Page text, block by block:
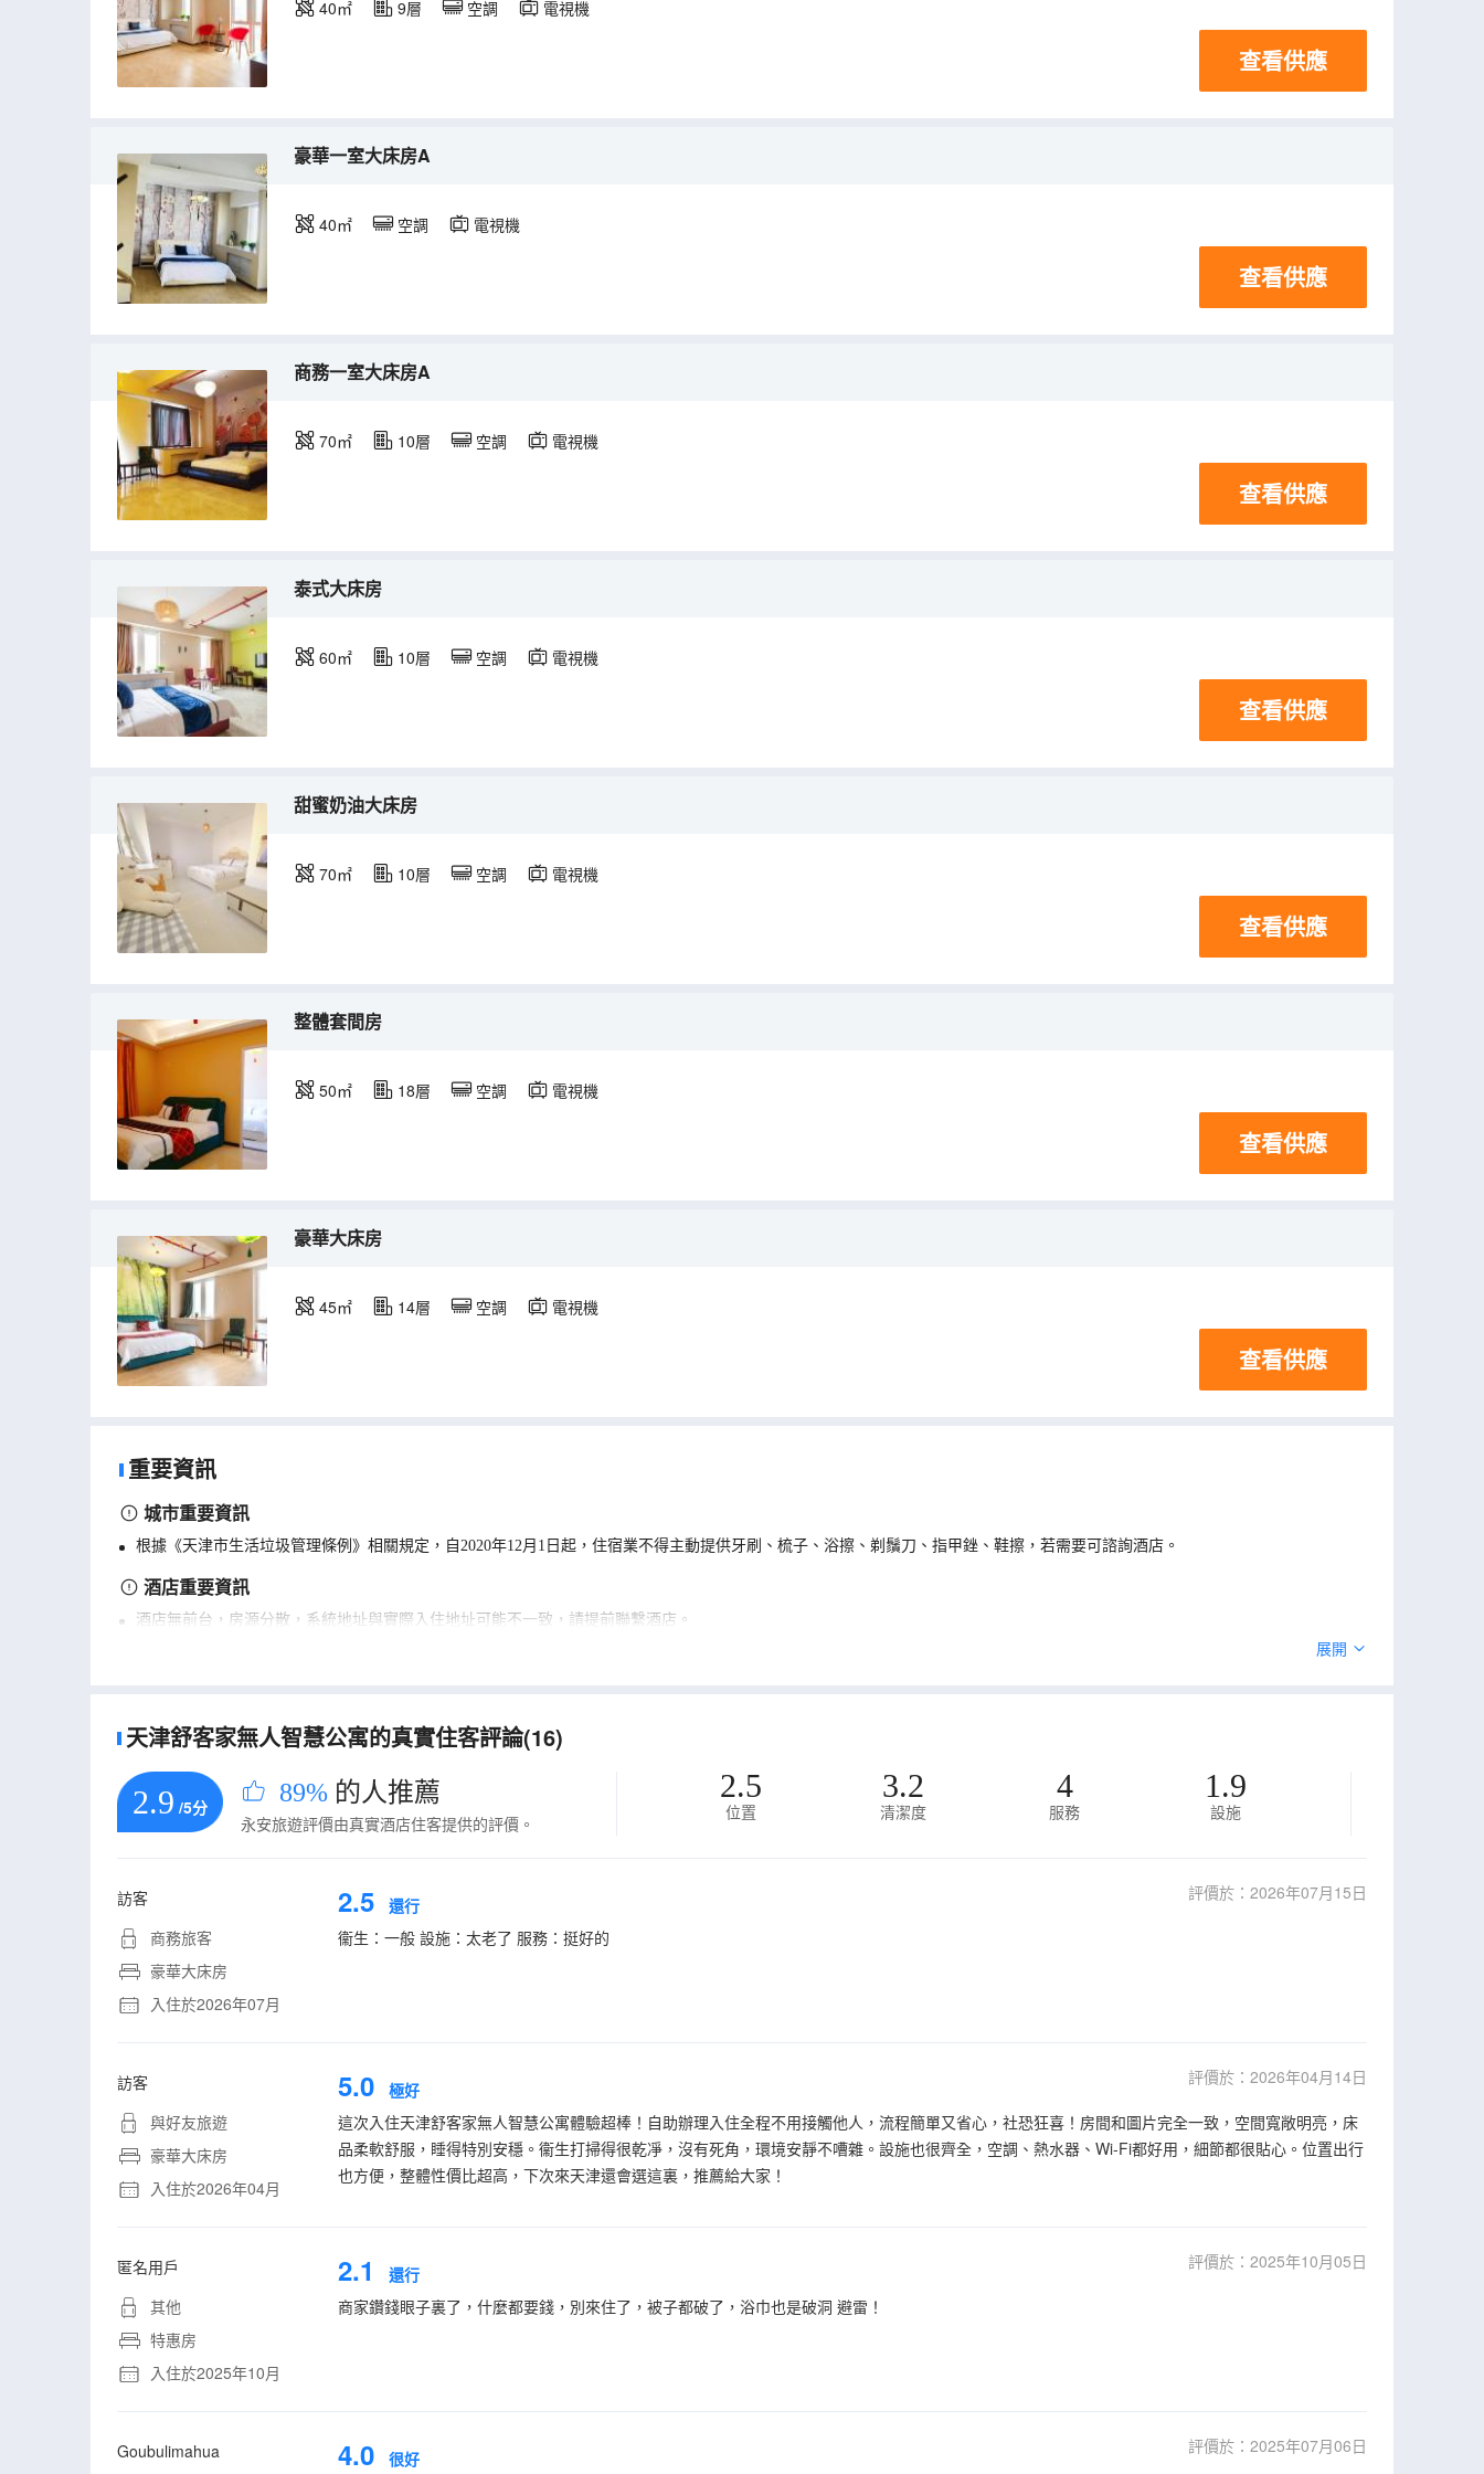
40㎡ 9層 空調 電視機
查看供應
豪華一室大床房A
40㎡ 空調 電視機
查看供應
商務一室大床房A
70㎡ 10層 空調 電視機
查看供應
泰式大床房
60㎡ 10層 空調 電視機
查看供應
甜蜜奶油大床房
70㎡ 10層 空調 電視機
查看供應
整體套間房
50㎡ 18層 空調 電視機
查看供應
豪華大床房
45㎡ 14層 空調 電視機
查看供應
重要資訊
城市重要資訊
根據《天津市生活垃圾管理條例》相關規定，自2020年12月1日起，住宿業不得主動提供牙刷、梳子、浴擦、剃鬚刀、指甲銼、鞋擦，若需要可諮詢酒店。
酒店重要資訊
酒店無前台，房源分散，系統地址與實際入住地址可能不一致，請提前聯繫酒店。
展開
天津舒客家無人智慧公寓的真實住客評論(16)
2.9 /5分 89% 的人推薦
永安旅遊評價由真實酒店住客提供的評價。
2.5
位置
3.2
清潔度
4
服務
1.9
設施
訪客
商務旅客
豪華大床房
入住於2026年07月
2.5 還行
評價於：2026年07月15日
衞生：一般 設施：太老了 服務：挺好的
訪客
與好友旅遊
豪華大床房
入住於2026年04月
5.0 極好
評價於：2026年04月14日
這次入住天津舒客家無人智慧公寓體驗超棒！自助辦理入住全程不用接觸他人，流程簡單又省心，社恐狂喜！房間和圖片完全一致，空間寬敞明亮，床
品柔軟舒服，睡得特別安穩。衞生打掃得很乾凈，沒有死角，環境安靜不嘈雜。設施也很齊全，空調、熱水器、Wi-Fi都好用，細節都很貼心。位置出行
也方便，整體性價比超高，下次來天津還會選這裏，推薦給大家！
匿名用戶
其他
特惠房
入住於2025年10月
2.1 還行
評價於：2025年10月05日
商家鑽錢眼子裏了，什麼都要錢，別來住了，被子都破了，浴巾也是破洞 避雷！
Goubulimahua 4.0 很好
評價於：2025年07月06日